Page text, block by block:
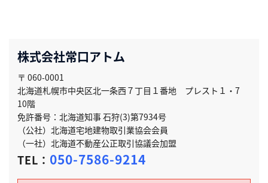
株式会社常口アトム
〒 060-0001
北海道札幌市中央区北一条西７丁目１番地 プレスト１・7
10階
免許番号：北海道知事 石狩(3)第7934号
（公社）北海道宅地建物取引業協会会員
（一社）北海道不動産公正取引協議会加盟
TEL： 050-7586-9214